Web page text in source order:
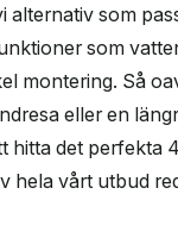
alternativ som
som
montering. Så
eller en
hitta det perfekta
hela vårt utbud